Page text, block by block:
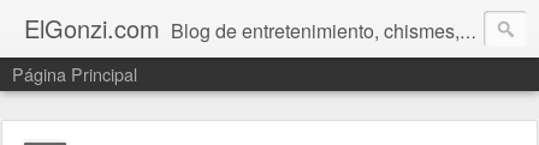
ElGonzi.com Blog de entretenimiento, chismes, humor, farándula, curiosidades, ovnis, noticias calientes, fotos, videos, paranormal y ¡más!
Página Principal